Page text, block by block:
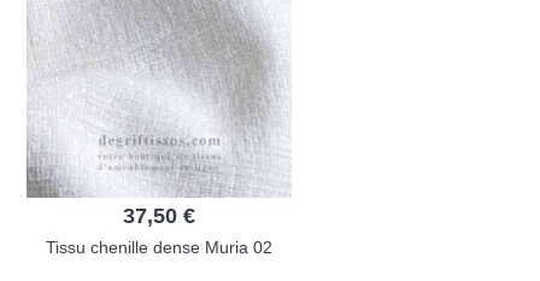
37,50 €
Tissu chenille dense Muria 02